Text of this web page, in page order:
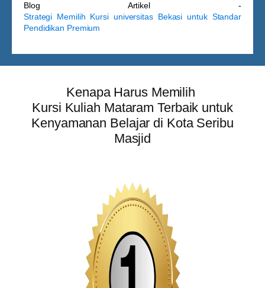
Blog Artikel -
Strategi Memilih Kursi universitas Bekasi untuk Standar
Pendidikan Premium
Kenapa Harus Memilih
Kursi Kuliah Mataram Terbaik untuk
Kenyamanan Belajar di Kota Seribu
Masjid